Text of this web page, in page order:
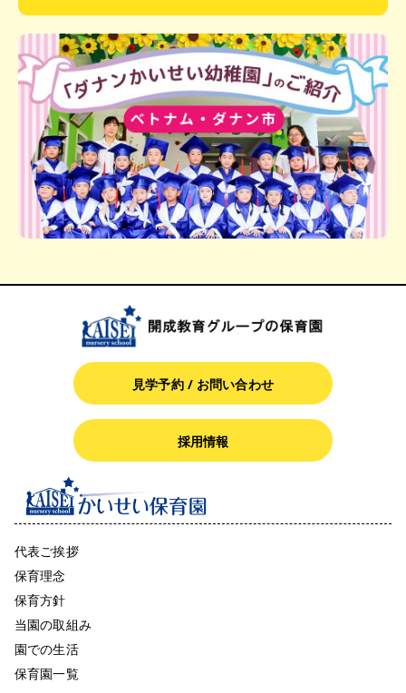
見学予約 / お問い合わせ
採用情報
代表ご挨拶
保育理念
保育方針
当園の取組み
園での生活
保育園一覧